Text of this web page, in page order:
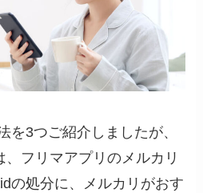
を3つご紹介しましたが、
フリマアプリのメルカリ
の処分に、メルカリがおす